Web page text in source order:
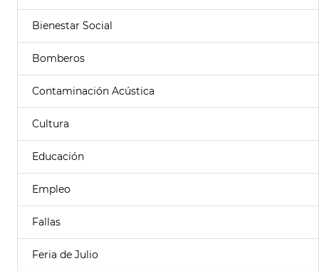
Bienestar Social
Bomberos
Contaminación Acústica
Cultura
Educación
Empleo
Fallas
Feria de Julio